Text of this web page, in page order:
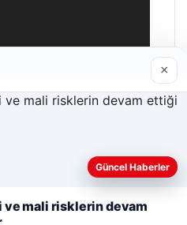
daha iyi anlayabilmek,
×
Güncel Haberler
ve mali risklerin devam